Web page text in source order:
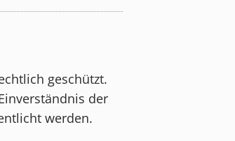
geschützt.
der
werden.